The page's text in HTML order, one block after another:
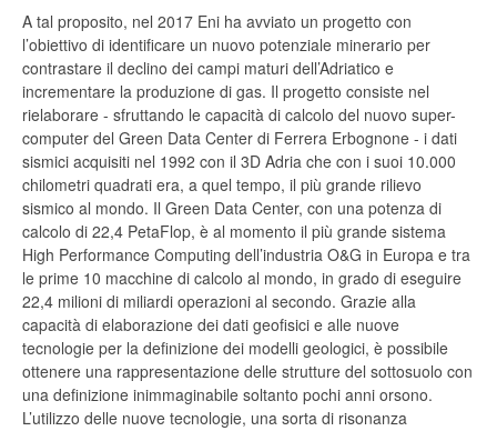
A tal proposito, nel 2017 Eni ha avviato un progetto con
l’obiettivo di identificare un nuovo potenziale minerario per
contrastare il declino dei campi maturi dell’Adriatico e
incrementare la produzione di gas. Il progetto consiste nel
rielaborare - sfruttando le capacità di calcolo del nuovo super-
computer del Green Data Center di Ferrera Erbognone - i dati
sismici acquisiti nel 1992 con il 3D Adria che con i suoi 10.000
chilometri quadrati era, a quel tempo, il più grande rilievo
sismico al mondo. Il Green Data Center, con una potenza di
calcolo di 22,4 PetaFlop, è al momento il più grande sistema
High Performance Computing dell’industria O&G in Europa e tra
le prime 10 macchine di calcolo al mondo, in grado di eseguire
22,4 milioni di miliardi operazioni al secondo. Grazie alla
capacità di elaborazione dei dati geofisici e alle nuove
tecnologie per la definizione dei modelli geologici, è possibile
ottenere una rappresentazione delle strutture del sottosuolo con
una definizione inimmaginabile soltanto pochi anni orsono.
L’utilizzo delle nuove tecnologie, una sorta di risonanza